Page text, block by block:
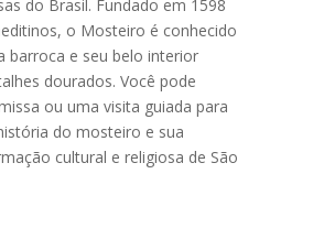
do Brasil. Fundado em 1598
o Mosteiro é conhecido
barroca e seu belo interior
dourados. Você pode
ou uma visita guiada para
do mosteiro e sua
cultural e religiosa de São